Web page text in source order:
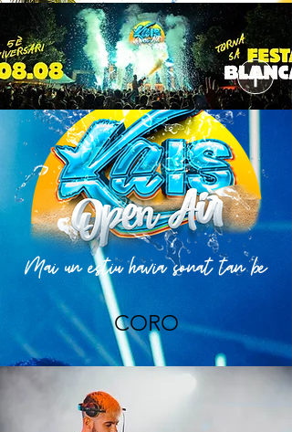
Mai un estiu havia sonat tan be
CORO